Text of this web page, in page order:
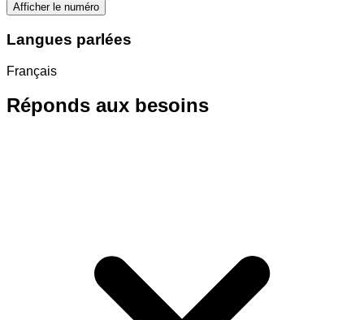
Afficher le numéro
Langues parlées
Français
Réponds aux besoins